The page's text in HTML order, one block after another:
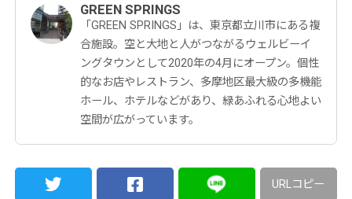
GREEN SPRINGS
「GREEN SPRINGS」は、東京都立川市にある複
合施設。空と大地と人がつながるウェルビーイ
ングタウンとして2020年の4月にオープン。個性
的なお店やレストラン、多摩地区最大級の多機能
ホール、ホテルなどがあり、緑あふれる心地よい
空間が広がっています。
URLコピー